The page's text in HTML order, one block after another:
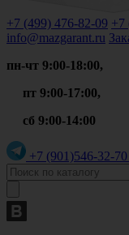
+7 (499) 476-82-09 +7
info@mazgarant.ru
пн-чт 9:00-18:00,
пт 9:00-17:00,
сб 9:00-14:00
+7 (901)546-32-70